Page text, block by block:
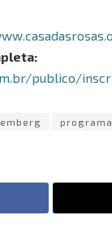
publico/